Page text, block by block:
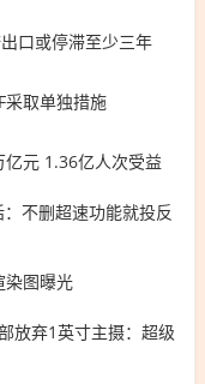
口或停滞至少三年
采取单独措施
元 1.36亿人次受益
不删超速功能就投反
染图曝光
放弃1英寸主摄：超级